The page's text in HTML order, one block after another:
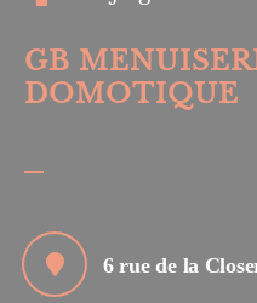
GB
DOMOTIQUE
6 rue de la